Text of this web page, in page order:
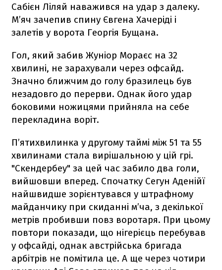
Сабієн Ліляй наважився на удар з далеку.
М’яч зачепив спину Євгена Хачеріді і
залетів у ворота Георгія Бущана.
Гол, який забив Жуніор Мораєс на 32
хвилині, не зарахували через офсайд.
Значно ближчим до голу бразилець був
незадовго до перерви. Однак його удар
боковими ножицями прийняла на себе
перекладина воріт.
П’ятихвилинка у другому таймі між 51 та 55
хвилинами стала вирішальною у цій грі.
"Скендербеу" за цей час забило два голи,
вийшовши вперед. Спочатку Сегун Аденійї
найшвидше зорієнтувався у штрафному
майданчику при скиданні м’ча, з декілької
метрів пробивши повз воротаря. При цьому
повтори показади, що нігерієць перебував
у офсайді, однак австрійська бригада
арбітрів не помітила це. А ще через чотири